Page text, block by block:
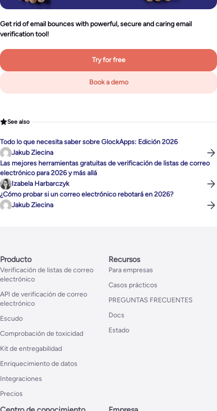
Get rid of email bounces with powerful, secure and caring email
verification tool!
Try for free
Book a demo
See also
Todo lo que necesita saber sobre GlockApps: Edición 2026
Jakub Ziecina
Las mejores herramientas gratuitas de verificación de listas de correo
electrónico para 2026 y más allá
Izabela Harbarczyk
¿Cómo probar si un correo electrónico rebotará en 2026?
Jakub Ziecina
Producto
Verificación de listas de correo
electrónico
API de verificación de correo
electrónico
Escudo
Comprobación de toxicidad
Kit de entregabilidad
Enriquecimiento de datos
Integraciones
Precios
Recursos
Para empresas
Casos prácticos
PREGUNTAS FRECUENTES
Docs
Estado